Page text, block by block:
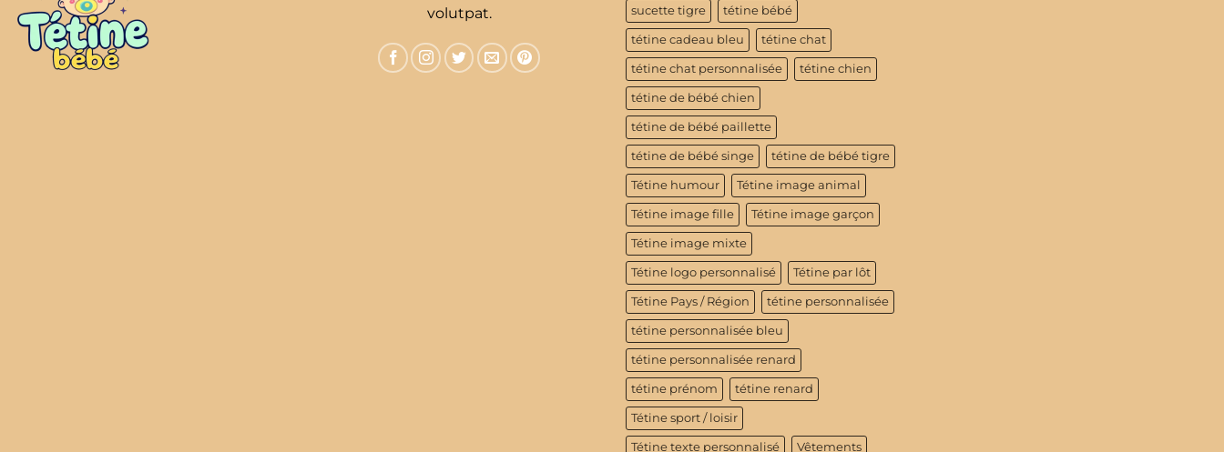
volutpat.
sucette tigre tétine bébé
tétine cadeau bleu tétine chat
tétine chat personnalisée tétine chien
tétine de bébé chien
tétine de bébé paillette
tétine de bébé singe tétine de bébé tigre
Tétine humour Tétine image animal
Tétine image fille Tétine image garçon
Tétine image mixte
Tétine logo personnalisé Tétine par lôt
Tétine Pays / Région tétine personnalisée
tétine personnalisée bleu
tétine personnalisée renard
tétine prénom tétine renard
Tétine sport / loisir
Tétine texte personnalisé Vêtements